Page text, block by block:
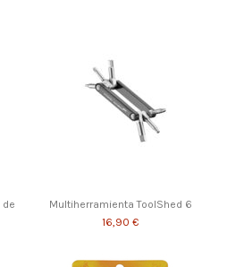
de
Multiherramienta ToolShed 6
16,90 €